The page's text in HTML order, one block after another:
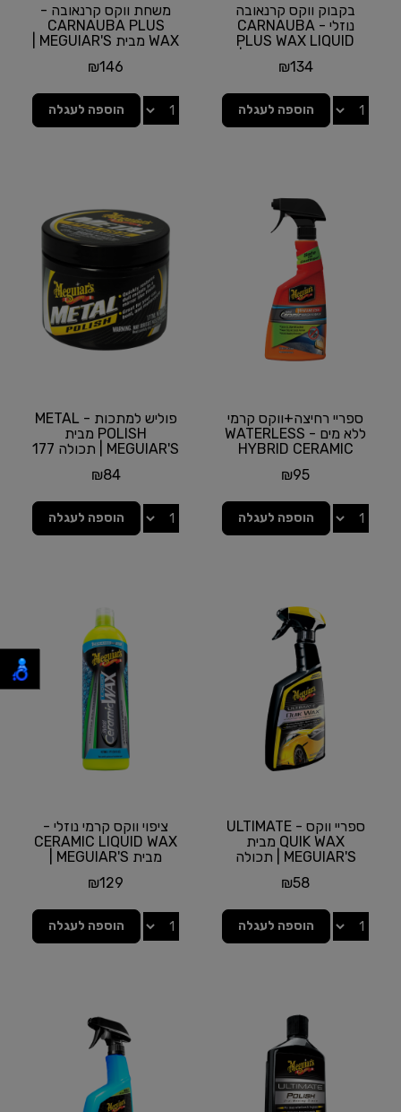
בקבוק ווקס קרנאובה
נוזלי - CARNAUBA
PLUS WAX LIQUID
תכולה 473... ₪134
הוספה לעגלה
משחת ווקס קרנאובה -
CARNAUBA PLUS
₪146
הוספה לעגלה
ספריי רחיצה+ווקס קרמי
ללא מים - WATERLESS
HYBRID CERAMIC
MEGUIAR'S...
₪95
הוספה לעגלה
פוליש למתכות - METAL
POLISH מבית
MEGUIAR'S | תכולה 177
₪84
הוספה לעגלה
ספריי ווקס - ULTIMATE
QUIK WAX מבית
MEGUIAR'S | תכולה
₪58
הוספה לעגלה
ציפוי ווקס קרמי נוזלי -
CERAMIC LIQUID WAX
₪129
הוספה לעגלה